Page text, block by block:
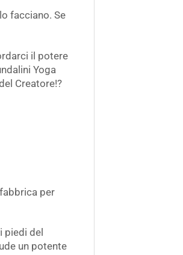
facciano. Se
il potere
Yoga
Creatore!?
per
piedi del
un potente